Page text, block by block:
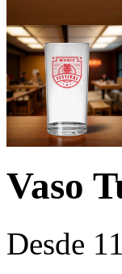
Vaso
Desde